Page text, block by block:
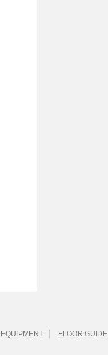
EQUIPMENT FLOOR GUIDE